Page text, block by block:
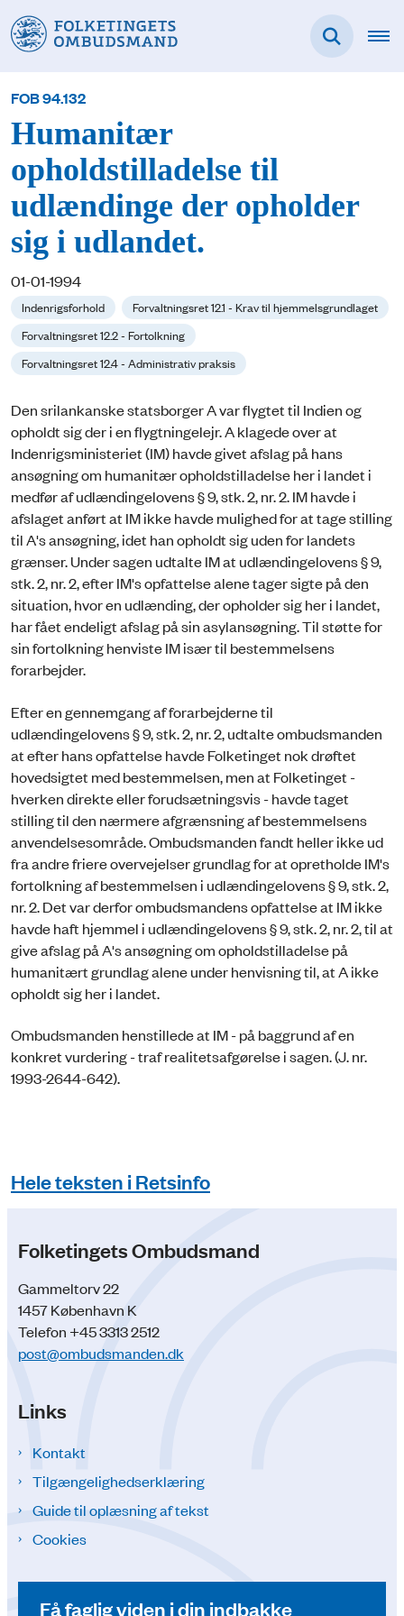
FOB 94.132
Humanitær
opholdstilladelse til
udlændinge der opholder
sig i udlandet.
01-01-1994
Indenrigsforhold
Forvaltningsret 12.1 - Krav til hjemmelsgrundlaget
Forvaltningsret 12.2 - Fortolkning
Forvaltningsret 12.4 - Administrativ praksis
Den srilankanske statsborger A var flygtet til Indien og
opholdt sig der i en flygtningelejr. A klagede over at
Indenrigsministeriet (IM) havde givet afslag på hans
ansøgning om humanitær opholdstilladelse her i landet i
medfør af udlændingelovens § 9, stk. 2, nr. 2. IM havde i
afslaget anført at IM ikke havde mulighed for at tage stilling
til A's ansøgning, idet han opholdt sig uden for landets
grænser. Under sagen udtalte IM at udlændingelovens § 9,
stk. 2, nr. 2, efter IM's opfattelse alene tager sigte på den
situation, hvor en udlænding, der opholder sig her i landet,
har fået endeligt afslag på sin asylansøgning. Til støtte for
sin fortolkning henviste IM især til bestemmelsens
forarbejder.
Efter en gennemgang af forarbejderne til
udlændingelovens § 9, stk. 2, nr. 2, udtalte ombudsmanden
at efter hans opfattelse havde Folketinget nok drøftet
hovedsigtet med bestemmelsen, men at Folketinget -
hverken direkte eller forudsætningsvis - havde taget
stilling til den nærmere afgrænsning af bestemmelsens
anvendelsesområde. Ombudsmanden fandt heller ikke ud
fra andre friere overvejelser grundlag for at opretholde IM's
fortolkning af bestemmelsen i udlændingelovens § 9, stk. 2,
nr. 2. Det var derfor ombudsmandens opfattelse at IM ikke
havde haft hjemmel i udlændingelovens § 9, stk. 2, nr. 2, til at
give afslag på A's ansøgning om opholdstilladelse på
humanitært grundlag alene under henvisning til, at A ikke
opholdt sig her i landet.
Ombudsmanden henstillede at IM - på baggrund af en
konkret vurdering - traf realitetsafgørelse i sagen. (J. nr.
1993-2644-642).
Hele teksten i Retsinfo
Folketingets Ombudsmand
Gammeltorv 22
1457 København K
Telefon +45 3313 2512
post@ombudsmanden.dk
Links
Kontakt
Tilgængelighedserklæring
Guide til oplæsning af tekst
Cookies
Få faglig viden i din indbakke